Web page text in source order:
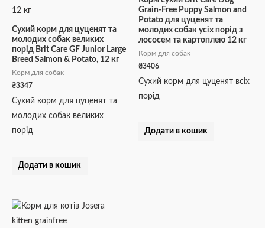
Сухий корм для цуценят та
молодих собак великих
порід Brit Care GF Junior Large
Breed Salmon & Potato, 12 кг
Корм для собак
₴3347
Сухий корм для цуценят та
молодих собак великих
порід
Додати в кошик
Grain-Free Puppy Salmon and
Potato для цуценят та
молодих собак усіх порід з
лососем та картоплею 12 кг
Корм для собак
₴3406
Сухий корм для цуценят всіх
порід
Додати в кошик